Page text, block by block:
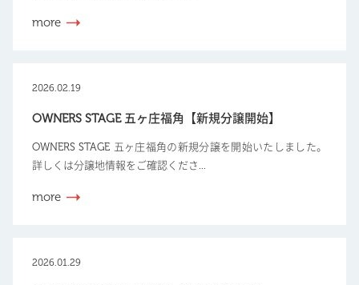
more
2026.02.19
OWNERS STAGE 五ヶ庄福角【新規分譲開始】
OWNERS STAGE 五ヶ庄福角の新規分譲を開始いたしました。
詳しくは分譲地情報をご確認くださ...
more
2026.01.29